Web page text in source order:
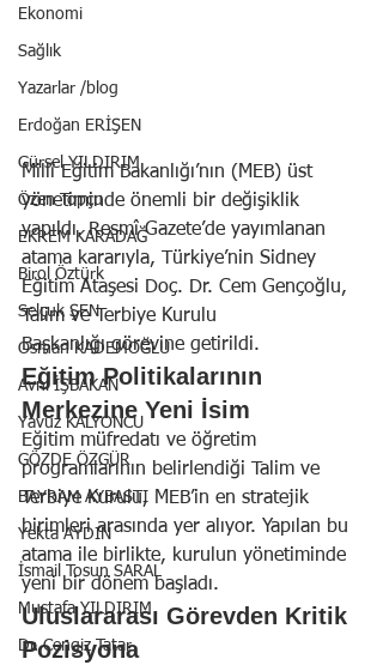
Ekonomi
Sağlık
Yazarlar /blog
Erdoğan ERİŞEN
Gürsel YILDIRIM
Özen Topçu
EKREM KARADAĞ
Birol Öztürk
Selçuk ŞEN
Osman KADEMOĞLU
Avni İŞBAKAN
Yavuz KALYONCU
GÖZDE ÖZGÜR
BAYRAM AYBASTI
Yekta AYDIN
İsmail Tosun SARAL
Mustafa YILDIRIM
Dr. Cengiz Tatar
Millî Eğitim Bakanlığı’nın (MEB) üst
yönetiminde önemli bir değişiklik
yapıldı. Resmî Gazete’de yayımlanan
atama kararıyla, Türkiye’nin Sidney
Eğitim Ataşesi Doç. Dr. Cem Gençoğlu,
Talim ve Terbiye Kurulu
Başkanlığı görevine getirildi.
Eğitim Politikalarının
Merkezine Yeni İsim
Eğitim müfredatı ve öğretim
programlarının belirlendiği Talim ve
Terbiye Kurulu, MEB’in en stratejik
birimleri arasında yer alıyor. Yapılan bu
atama ile birlikte, kurulun yönetiminde
yeni bir dönem başladı.
Uluslararası Görevden Kritik
Pozisyona